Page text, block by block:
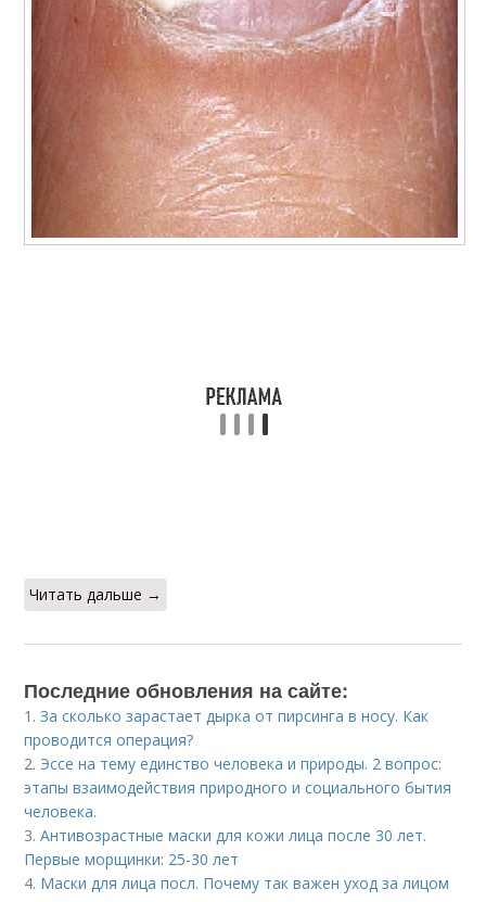
Читать дальше →
Последние обновления на сайте:
1.За сколько зарастает дырка от пирсинга в носу. Как
проводится операция?
2. Эссе на тему единство человека и природы. 2 вопрос:
этапы взаимодействия природного и социального бытия
человека.
3.Антивозрастные маски для кожи лица после 30 лет.
Первые морщинки: 25-30 лет
4. Маски для лица посл. Почему так важен уход за лицом